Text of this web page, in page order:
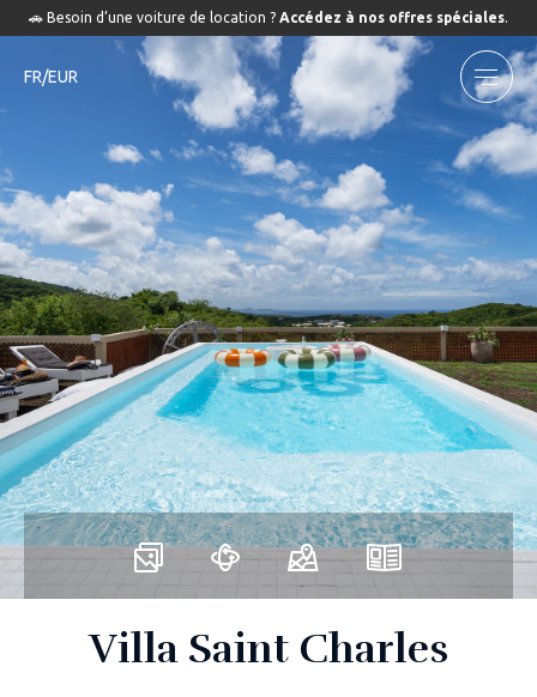
🚗 Besoin d’une voiture de location ? Accédez à nos offres spéciales.
FR/EUR
Villa Saint Charles